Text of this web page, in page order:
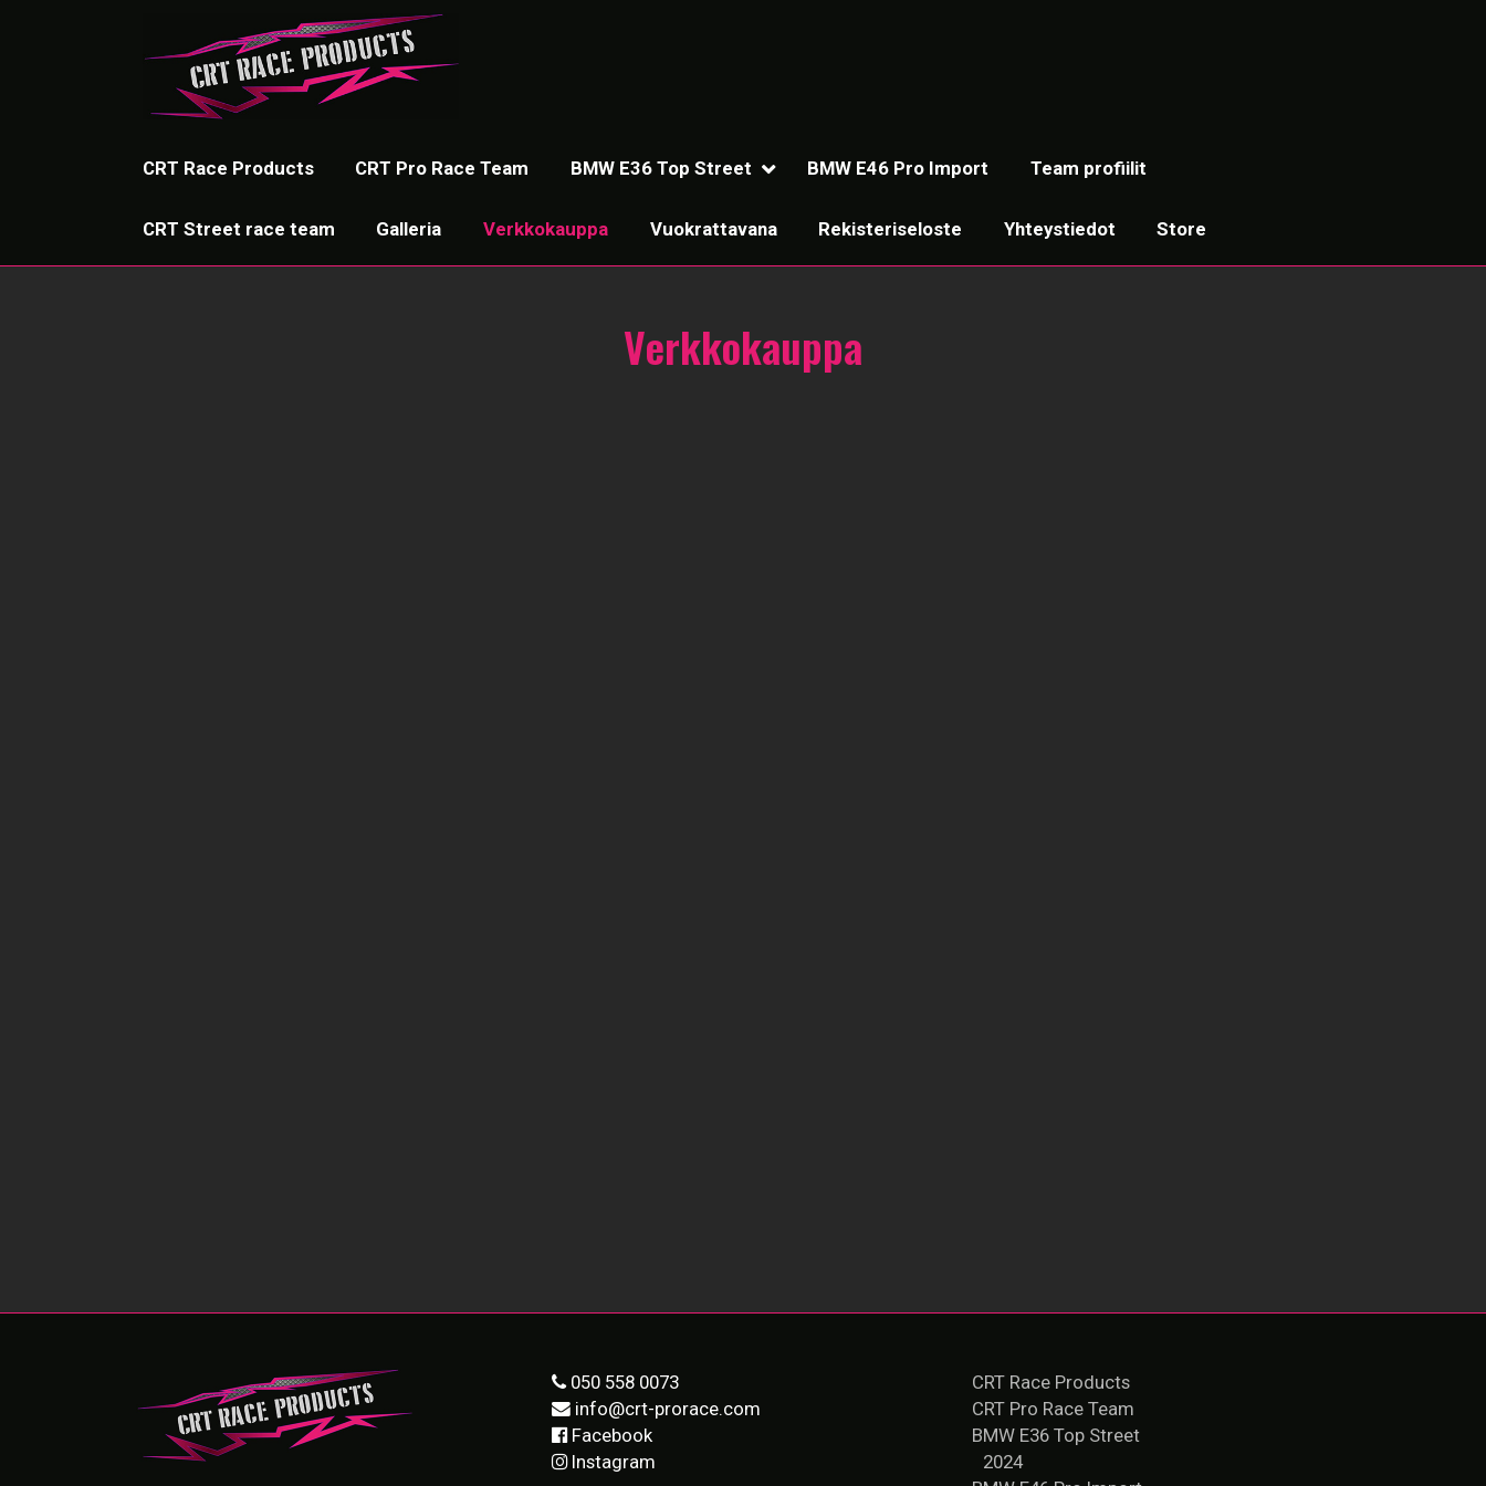
CRT Race Products CRT Pro Race Team BMW E36 Top Street BMW E46 Pro Import Team profiilit
CRT Street race team Galleria Verkkokauppa Vuokrattavana Rekisteriseloste Yhteystiedot Store
Verkkokauppa
050 558 0073
info@crt-prorace.com
Facebook
Instagram
CRT Race Products
CRT Pro Race Team
BMW E36 Top Street
2024